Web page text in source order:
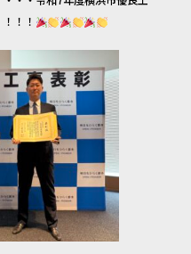
！！